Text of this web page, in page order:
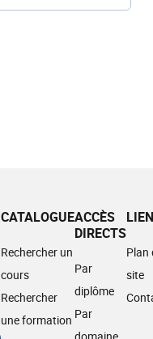
CATALOGUE
Rechercher un
cours
Rechercher
une formation
ACCÈS
DIRECTS
Par
diplôme
Par
Plan
site